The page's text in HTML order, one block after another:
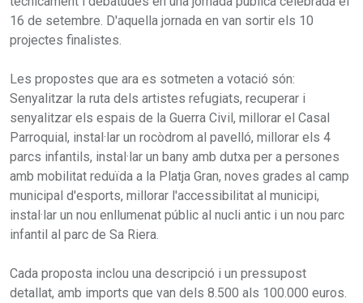
16 de setembre. D'aquella jornada en van sortir els 10
projectes finalistes.
Les propostes que ara es sotmeten a votació són:
Senyalitzar la ruta dels artistes refugiats, recuperar i
senyalitzar els espais de la Guerra Civil, millorar el Casal
Parroquial, instal·lar un rocòdrom al pavelló, millorar els 4
parcs infantils, instal·lar un bany amb dutxa per a persones
amb mobilitat reduïda a la Platja Gran, noves grades al camp
municipal d'esports, millorar l'accessibilitat al municipi,
instal·lar un nou enllumenat públic al nucli antic i un nou parc
infantil al parc de Sa Riera.
Cada proposta inclou una descripció i un pressupost
detallat, amb imports que van dels 8.500 als 100.000 euros.